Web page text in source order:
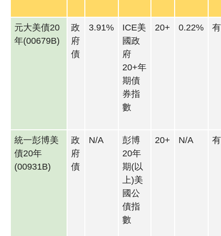
元大美債20
年(00679B)
政
府
債
3.91%
ICE美
國政
府
20+年
期債
券指
數
20+ 0.22% 有
統一彭博美
債20年
(00931B)
政
府
債
N/A
彭博
20年
期(以
上)美
國公
債指
數
20+ N/A 有